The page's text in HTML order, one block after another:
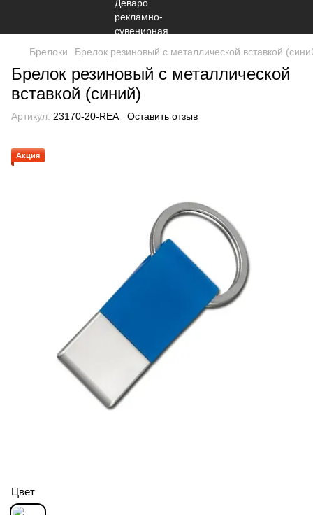
Брелоки Брелок резиновый с металлической вставкой
Брелок резиновый с металлической
вставкой (синий)
Артикул: 23170-20-REA Оставить отзыв
Акция
Цвет